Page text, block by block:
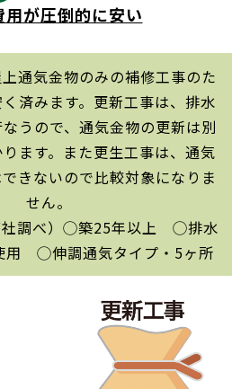
用が圧倒的に安い
通気金物のみの補修工事のた
済みます。更新工事は、排水
うので、通気金物の更新は別
ます。また更生工事は、通気
きないので比較対象になりま
せん。
社調べ）◯築25年以上 ◯排水
用 ◯伸調通気タイプ・5ヶ所